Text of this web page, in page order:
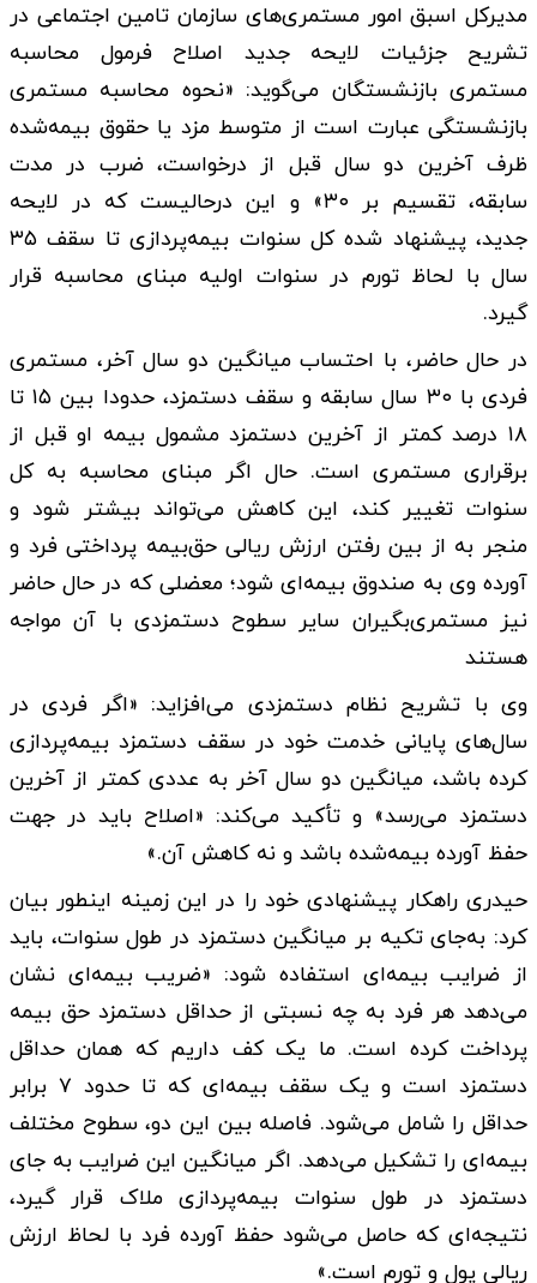
مدیرکل اسبق امور مستمری‌های سازمان تامین اجتماعی در
تشریح جزئیات لایحه جدید اصلاح فرمول محاسبه
مستمری بازنشستگان می‌گوید: «نحوه محاسبه مستمری
بازنشستگی عبارت است از متوسط مزد یا حقوق بیمه‌شده
ظرف آخرین دو سال قبل از درخواست، ضرب در مدت
سابقه، تقسیم بر ۳۰» و این درحالیست که در لایحه
جدید، پیشنهاد شده کل سنوات بیمه‌پردازی تا سقف ۳۵
سال با لحاظ تورم در سنوات اولیه مبنای محاسبه قرار
گیرد.
در حال حاضر، با احتساب میانگین دو سال آخر، مستمری
فردی با ۳۰ سال سابقه و سقف دستمزد، حدودا بین ۱۵ تا
۱۸ درصد کمتر از آخرین دستمزد مشمول بیمه او قبل از
برقراری مستمری است. حال اگر مبنای محاسبه به کل
سنوات تغییر کند، این کاهش می‌تواند بیشتر شود و
منجر به از بین رفتن ارزش ریالی حق‌بیمه پرداختی فرد و
آورده وی به صندوق بیمه‌ای شود؛ معضلی که در حال حاضر
نیز مستمری‌بگیران سایر سطوح دستمزدی با آن مواجه
هستند
وی با تشریح نظام دستمزدی می‌افزاید: «اگر فردی در
سال‌های پایانی خدمت خود در سقف دستمزد بیمه‌پردازی
کرده باشد، میانگین دو سال آخر به عددی کمتر از آخرین
دستمزد می‌رسد» و تأکید می‌کند: «اصلاح باید در جهت
حفظ آورده بیمه‌شده باشد و نه کاهش آن.»
حیدری راهکار پیشنهادی خود را در این زمینه اینطور بیان
کرد: به‌جای تکیه بر میانگین دستمزد در طول سنوات، باید
از ضرایب بیمه‌ای استفاده شود: «ضریب بیمه‌ای نشان
می‌دهد هر فرد به چه نسبتی از حداقل دستمزد حق بیمه
پرداخت کرده است. ما یک کف داریم که همان حداقل
دستمزد است و یک سقف بیمه‌ای که تا حدود ۷ برابر
حداقل را شامل می‌شود. فاصله بین این دو، سطوح مختلف
بیمه‌ای را تشکیل می‌دهد. اگر میانگین این ضرایب به جای
دستمزد در طول سنوات بیمه‌پردازی ملاک قرار گیرد،
نتیجه‌ای که حاصل می‌شود حفظ آورده فرد با لحاظ ارزش
ریالی پول و تورم است.»